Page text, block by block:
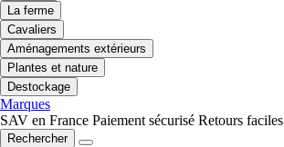
La ferme
Cavaliers
Aménagements extérieurs
Plantes et nature
Destockage
Marques
SAV en France Paiement sécurisé Retours faciles
Rechercher